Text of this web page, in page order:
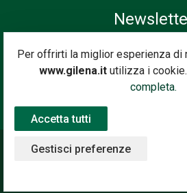
Per offrirti la miglior esperienza di
www.gilena.itutilizza i
completa.
Accetta tutti
Gestisci preferenze
Iscriviti subito alla nostra newsletter.
novità, le offerte, i
©2020 Gilena International Motor